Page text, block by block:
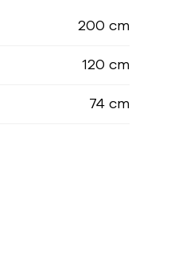
200 cm
120 cm
74 cm